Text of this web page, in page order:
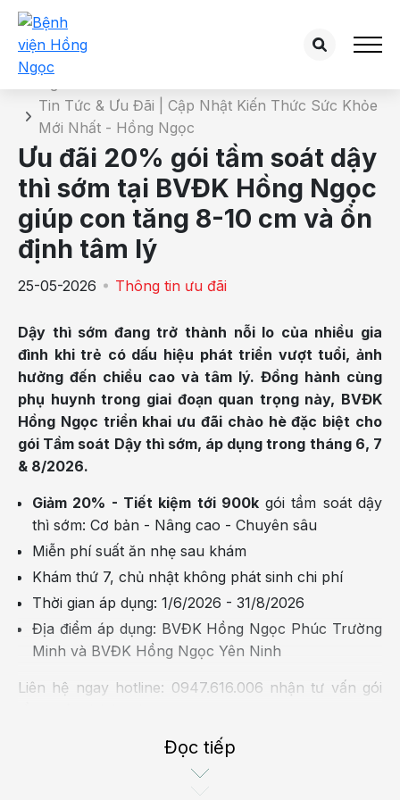
Chi tiết tin tức
Tin Tức & Ưu Đãi | Cập Nhật Kiến Thức Sức Khỏe
Mới Nhất - Hồng Ngọc
Ưu đãi 20% gói tầm soát dậy
thì sớm tại BVĐK Hồng Ngọc
giúp con tăng 8-10 cm và ổn
định tâm lý
25-05-2026 Thông tin ưu đãi
Dậy thì sớm đang trở thành nỗi lo của nhiều gia
đình khi trẻ có dấu hiệu phát triển vượt tuổi, ảnh
hưởng đến chiều cao và tâm lý. Đồng hành cùng
phụ huynh trong giai đoạn quan trọng này, BVĐK
Hồng Ngọc triển khai ưu đãi chào hè đặc biệt cho
gói Tầm soát Dậy thì sớm, áp dụng trong tháng 6, 7
& 8/2026.
Giảm 20% - Tiết kiệm tới 900kgói tầm soát dậy
thì sớm: Cơ bản - Nâng cao - Chuyên sâu
Miễn phí suất ăn nhẹ sau khám
Khám thứ 7, chủ nhật không phát sinh chi phí
Thời gian áp dụng: 1/6/2026 - 31/8/2026
Địa điểm áp dụng: BVĐK Hồng Ngọc Phúc Trường
Minh và BVĐK Hồng Ngọc Yên Ninh
Liên hệ ngay hotline: 0947.616.006 nhận tư vấn gói
Dấu hiệu và thời điểm vàng cần đưa trẻ đi
tầm soát dậy thì sớm?
Đọc tiếp